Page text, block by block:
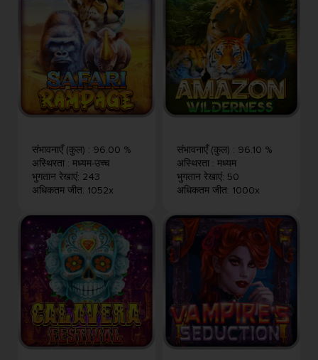
संभावनाएँ (कुल) : 96.00 %
अस्थिरता : मध्यम-उच्च
भुगतान रेखाएं: 243
अधिकतम जीत: 1052x
संभावनाएँ (कुल) : 96.10 %
अस्थिरता : मध्यम
भुगतान रेखाएं: 50
अधिकतम जीत: 1000x